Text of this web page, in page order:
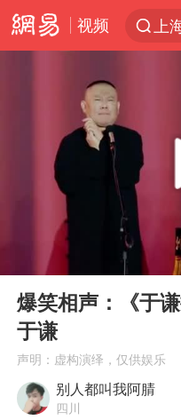
视频
上
王
Play
00:00
爆笑相声：《于
于谦
声明：虚构演绎，仅供娱乐
别人都叫我阿腈
四川